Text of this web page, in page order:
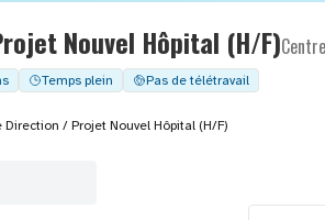
Nouvel Hôpital (H/F)
Temps plein Pas de télétravail
Direction / Projet Nouvel Hôpital (H/F)